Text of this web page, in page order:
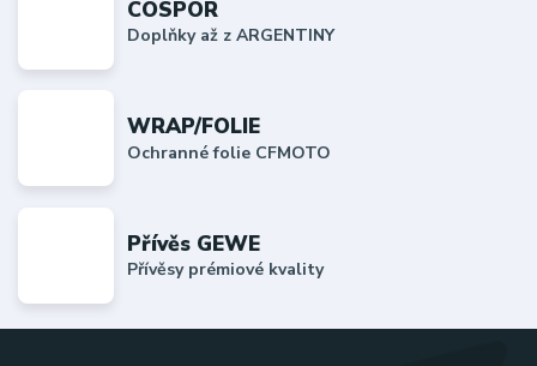
COSPOR
Doplňky až z ARGENTINY
WRAP/FOLIE
Ochranné folie CFMOTO
Přívěs GEWE
Přívěsy prémiové kvality